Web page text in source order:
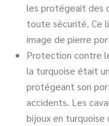
les protégeait des
toute sécurité. Ce
image de pierre
Protection contre
la turquoise était
protégeant son
accidents. Les
bijoux en turquoise